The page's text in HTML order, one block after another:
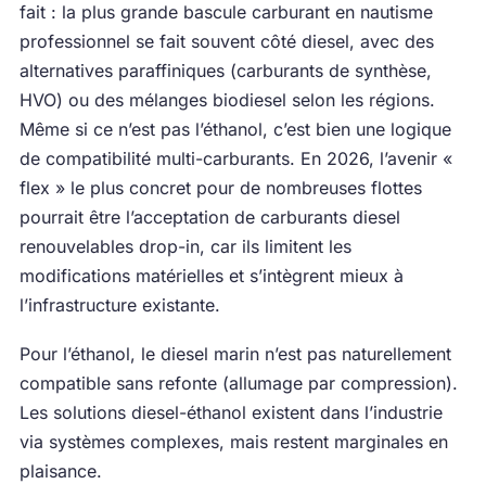
fait : la plus grande bascule carburant en nautisme
professionnel se fait souvent côté diesel, avec des
alternatives paraffiniques (carburants de synthèse,
HVO) ou des mélanges biodiesel selon les régions.
Même si ce n’est pas l’éthanol, c’est bien une logique
de compatibilité multi-carburants. En 2026, l’avenir «
flex » le plus concret pour de nombreuses flottes
pourrait être l’acceptation de carburants diesel
renouvelables drop-in, car ils limitent les
modifications matérielles et s’intègrent mieux à
l’infrastructure existante.
Pour l’éthanol, le diesel marin n’est pas naturellement
compatible sans refonte (allumage par compression).
Les solutions diesel-éthanol existent dans l’industrie
via systèmes complexes, mais restent marginales en
plaisance.